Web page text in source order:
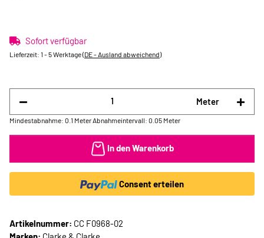
Sofort verfügbar
Lieferzeit: 1 - 5 Werktage(DE - Ausland abweichend)
Meter
Mindestabnahme: 0.1 Meter Abnahmeintervall: 0.05 Meter
In den Warenkorb
Consent erteilen
Artikelnummer: CC F0968-02